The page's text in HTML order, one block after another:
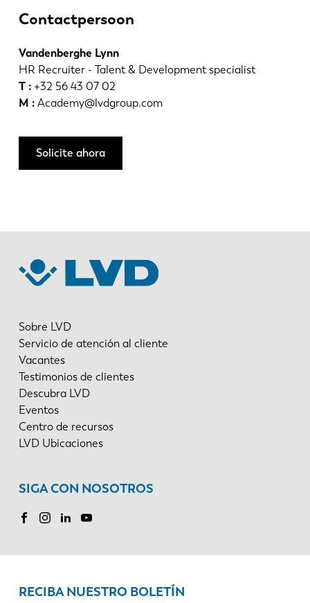
Contactpersoon
Vandenberghe Lynn
HR Recruiter - Talent & Development specialist
T : +32 56 43 07 02
M : Academy@lvdgroup.com
Solicite ahora
Sobre LVD
Servicio de atención al cliente
Vacantes
Testimonios de clientes
Descubra LVD
Eventos
Centro de recursos
LVD Ubicaciones
SIGA CON NOSOTROS
RECIBA NUESTRO BOLETÍN